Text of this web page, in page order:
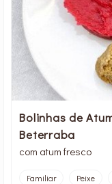
Bolinhas de
Beterraba
com atum fresco
Familiar Peixe